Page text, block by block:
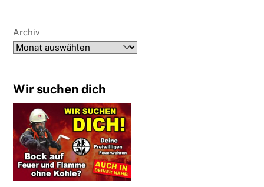
Archiv
Wir suchen dich